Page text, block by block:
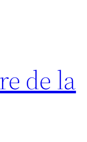
de la